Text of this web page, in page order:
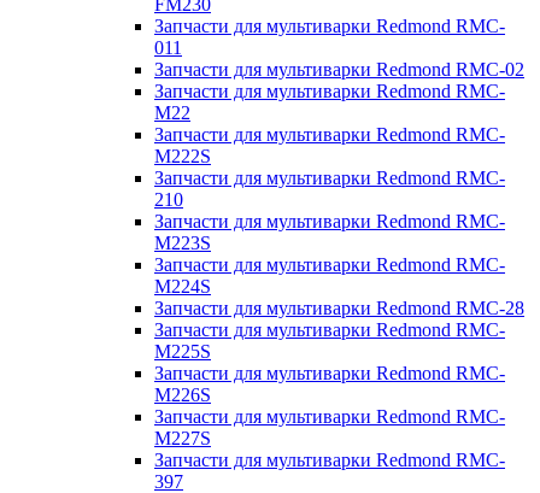
FM230
Запчасти для мультиварки Redmond RMC-
011
Запчасти для мультиварки Redmond RMC-02
Запчасти для мультиварки Redmond RMC-
M22
Запчасти для мультиварки Redmond RMC-
M222S
Запчасти для мультиварки Redmond RMC-
210
Запчасти для мультиварки Redmond RMC-
M223S
Запчасти для мультиварки Redmond RMC-
M224S
Запчасти для мультиварки Redmond RMC-28
Запчасти для мультиварки Redmond RMC-
M225S
Запчасти для мультиварки Redmond RMC-
M226S
Запчасти для мультиварки Redmond RMC-
M227S
Запчасти для мультиварки Redmond RMC-
397